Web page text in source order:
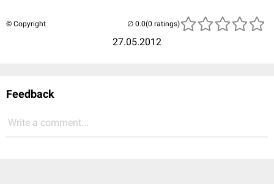
© Copyright
27.05.2012
(0 ratings)
Feedback
Write a comment...